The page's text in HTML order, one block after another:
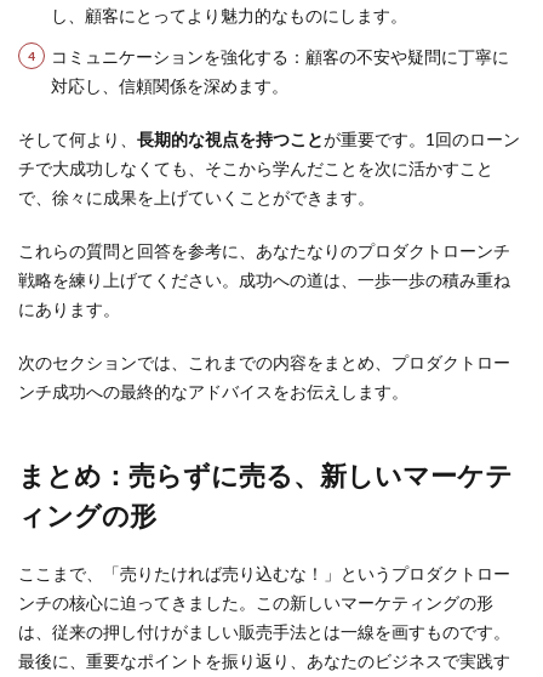
し、顧客にとってより魅力的なものにします。
コミュニケーションを強化する：顧客の不安や疑問に丁寧に
対応し、信頼関係を深めます。
そして何より、 長期的な視点を持つことが重要です。1回のローン
チで大成功しなくても、そこから学んだことを次に活かすこと
で、徐々に成果を上げていくことができます。
これらの質問と回答を参考に、あなたなりのプロダクトローンチ
戦略を練り上げてください。成功への道は、一歩一歩の積み重ね
にあります。
次のセクションでは、これまでの内容をまとめ、プロダクトロー
ンチ成功への最終的なアドバイスをお伝えします。
まとめ：売らずに売る、新しいマーケテ
ィングの形
ここまで、「売りたければ売り込むな！」というプロダクトロー
ンチの核心に迫ってきました。この新しいマーケティングの形
は、従来の押し付けがましい販売手法とは一線を画すものです。
最後に、重要なポイントを振り返り、あなたのビジネスで実践す